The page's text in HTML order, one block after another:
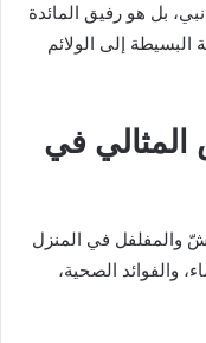
بل هو رفيق المائدة
إلى الولائم
المثالي في
والمفلفل في المنزل
والفوائد الصحية،